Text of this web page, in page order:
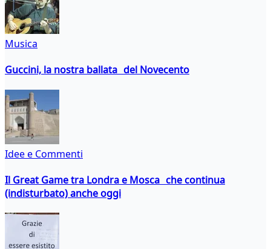
Musica
Guccini, la nostra ballata del Novecento
Idee e Commenti
Il Great Game tra Londra e Mosca che continua
(indisturbato) anche oggi